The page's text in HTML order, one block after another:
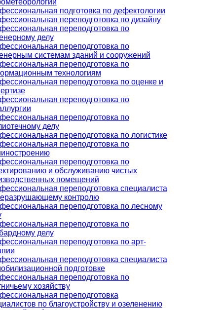
подготовка по дефектологии
переподготовка по дизайну
переподготовка по
делу
переподготовка по
системам зданий и сооружений
переподготовка по
технологиям
переподготовка по оценке и
переподготовка по
переподготовка по
делу
переподготовка по логистике
переподготовка по
переподготовка по
и обслуживанию чистых
помещений
переподготовка специалиста
контролю
переподготовка по лесному
переподготовка по
делу
переподготовка по арт-
переподготовка специалиста
подготовке
переподготовка по
хозяйству
переподготовка
по благоустройству и озеленению